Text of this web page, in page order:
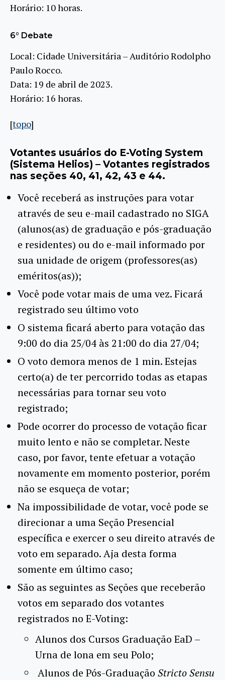
Horário: 10 horas.
6° Debate
Local: Cidade Universitária – Auditório Rodolpho
Paulo Rocco.
Data: 19 de abril de 2023.
Horário: 16 horas.
[topo]
Votantes usuários do E-Voting System
(Sistema Helios) – Votantes registrados
nas seções 40, 41, 42, 43 e 44.
Você receberá as instruções para votar
através de seu e-mail cadastrado no SIGA
(alunos(as) de graduação e pós-graduação
e residentes) ou do e-mail informado por
sua unidade de origem (professores(as)
eméritos(as));
Você pode votar mais de uma vez. Ficará
registrado seu último voto
O sistema ficará aberto para votação das
9:00 do dia 25/04 às 21:00 do dia 27/04;
O voto demora menos de 1 min. Estejas
certo(a) de ter percorrido todas as etapas
necessárias para tornar seu voto
registrado;
Pode ocorrer do processo de votação ficar
muito lento e não se completar. Neste
caso, por favor, tente efetuar a votação
novamente em momento posterior, porém
não se esqueça de votar;
Na impossibilidade de votar, você pode se
direcionar a uma Seção Presencial
específica e exercer o seu direito através de
voto em separado. Aja desta forma
somente em último caso;
São as seguintes as Seções que receberão
votos em separado dos votantes
registrados no E-Voting:
Alunos dos Cursos Graduação EaD –
Urna de lona em seu Polo;
Alunos de Pós-Graduação Stricto Sensu